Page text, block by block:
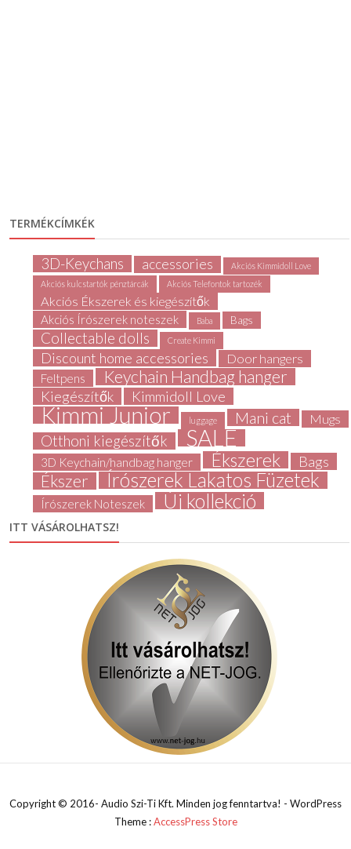
TERMÉKCÍMKÉK
3D-Keychans accessories
Akciós Kimmidoll Love
Akciós kulcstartók pénztárcák
Akciós Telefontok tartozék
Akciós Ékszerek és kiegészítők
Akciós Írószerek noteszek Baba Bags
Collectable dolls Create Kimmi
Discount home accessories Door hangers
Feltpens Keychain Handbag hanger
Kiegészítők Kimmidoll Love
Kimmi Junior luggage Mani cat Mugs
Otthoni kiegészítők SALE
3D Keychain/handbag hanger Ékszerek Bags
Ékszer Írószerek Lakatos Füzetek
Írószerek Noteszek Új kollekció
ITT VÁSÁROLHATSZ!
Copyright © 2016- Audio Szi-Ti Kft. Minden jog fenntartva! - WordPress
Theme :AccessPress Store